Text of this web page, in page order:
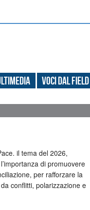
Voci dal field
il tema del 2026,
di promuovere
per rafforzare la
conflitti, polarizzazione e